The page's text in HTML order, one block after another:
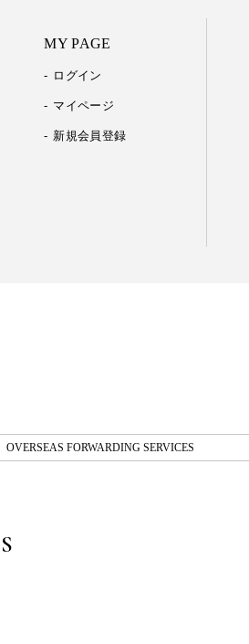
MY PAGE
ログイン
マイページ
新規会員登録
OVERSEAS FORWARDING SERVICES